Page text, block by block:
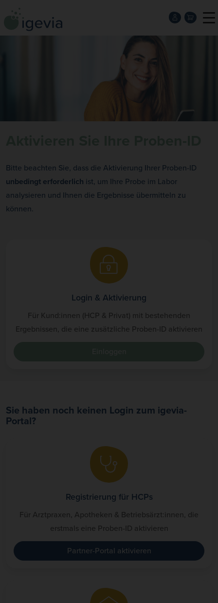
Bitte beachten Sie, dass die Aktivierung Ihrer Proben-ID
unbedingt erforderlich ist, um Ihre Probe im Labor
analysieren und Ihnen die Ergebnisse übermitteln zu
können.
Login & Aktivierung
Für Kund:innen (HCP & Privat) mit bestehenden
Ergebnissen, die eine zusätzliche Proben-ID aktivieren
Sie haben noch keinen Login zum igevia-
Portal?
Registrierung für HCPs
Für Arztpraxen, Apotheken & Betriebsärzt:innen, die
erstmals eine Proben-ID aktivieren
Partner-Portal aktivieren